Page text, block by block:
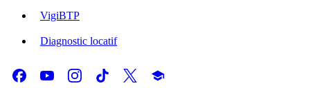
VigiBTP
Diagnostic locatif